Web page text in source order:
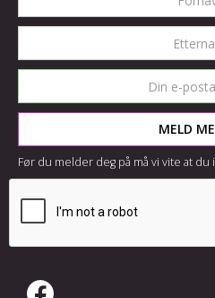
Før du melder deg på må vi vite at